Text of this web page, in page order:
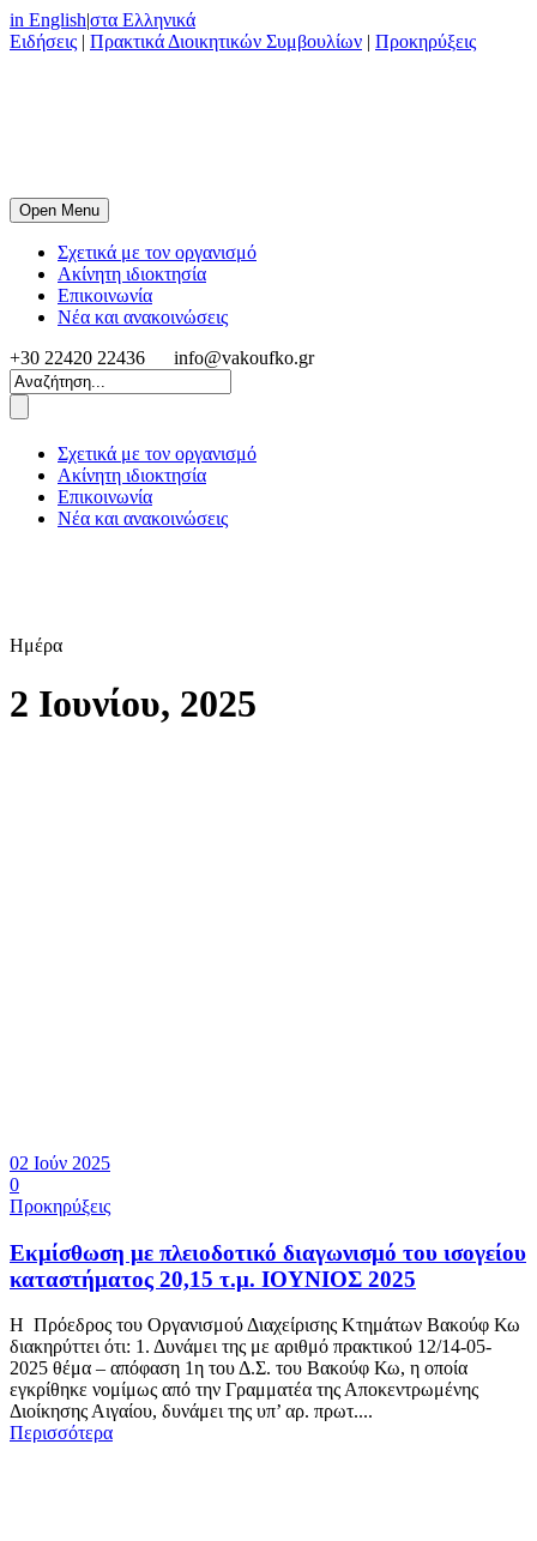
in English|στα Ελληνικά
Ειδήσεις | Πρακτικά Διοικητικών Συμβουλίων | Προκηρύξεις
Open Menu
Σχετικά με τον οργανισμό
Ακίνητη ιδιοκτησία
Επικοινωνία
Νέα και ανακοινώσεις
+30 22420 22436
info@vakoufko.gr
Σχετικά με τον οργανισμό
Ακίνητη ιδιοκτησία
Επικοινωνία
Νέα και ανακοινώσεις
Ημέρα
2 Ιουνίου, 2025
02 Ιούν 2025
0
Προκηρύξεις
Εκμίσθωση με πλειοδοτικό διαγωνισμό του ισογείου
καταστήματος 20,15 τ.μ. ΙΟΥΝΙΟΣ 2025
Η Πρόεδρος του Οργανισμού Διαχείρισης Κτημάτων Βακούφ Κω
διακηρύττει ότι: 1. Δυνάμει της με αριθμό πρακτικού 12/14-05-
2025 θέμα – απόφαση 1η του Δ.Σ. του Βακούφ Κω, η οποία
εγκρίθηκε νομίμως από την Γραμματέα της Αποκεντρωμένης
Διοίκησης Αιγαίου, δυνάμει της υπ’ αρ. πρωτ....
Περισσότερα